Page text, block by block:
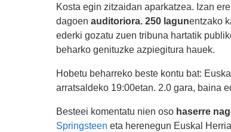
Kosta egin zitzaidan aparkatzea. Izan
dagoen auditoriora. 250 lagunentzako
ederki gozatu zuen tribuna hartatik
beharko genituzke azpiegitura hauek.
Hobetu beharreko beste kontu bat:
arratsaldeko 19:00etan. 2.0 gara, baina
Besteei komentatu nien oso haserre
Springsteen eta herenegun Euskal